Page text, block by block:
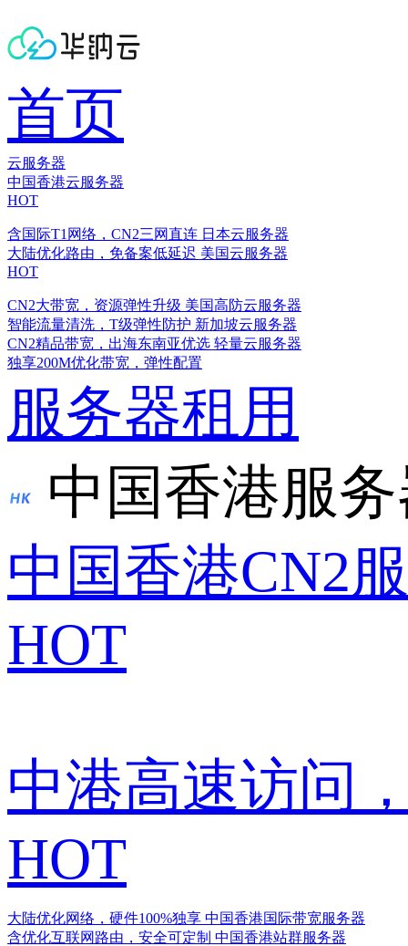
首页
云服务器
中国香港云服务器
HOT
含国际T1网络，CN2三网直连 日本云服务器
大陆优化路由，免备案低延迟 美国云服务器
HOT
CN2大带宽，资源弹性升级 美国高防云服务器
智能流量清洗，T级弹性防护 新加坡云服务器
CN2精品带宽，出海东南亚优选 轻量云服务器
独享200M优化带宽，弹性配置
服务器租用
中国香港服
中国香港CN2
HOT
中港高速访问
HOT
大陆优化网络，硬件100%独享 中国香港国际带宽服务器
含优化互联网路由，安全可定制 中国香港站群服务器